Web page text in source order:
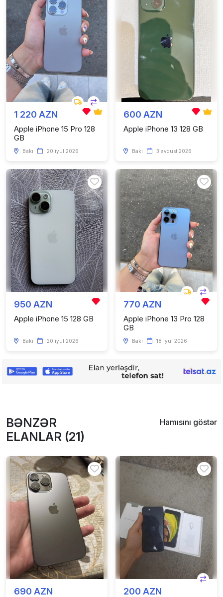
1 220 AZN
Apple iPhone 15 Pro 128
GB
Bakı 20 iyul 2026
600 AZN
Apple iPhone 13 128 GB
Bakı 3 avqust 2026
950 AZN
Apple iPhone 15 128 GB
Bakı 20 iyul 2026
770 AZN
Apple iPhone 13 Pro 128
GB
Bakı 18 iyul 2026
BƏNZƏR
ELANLAR (21)
Hamısını göstər
690 AZN 200 AZN